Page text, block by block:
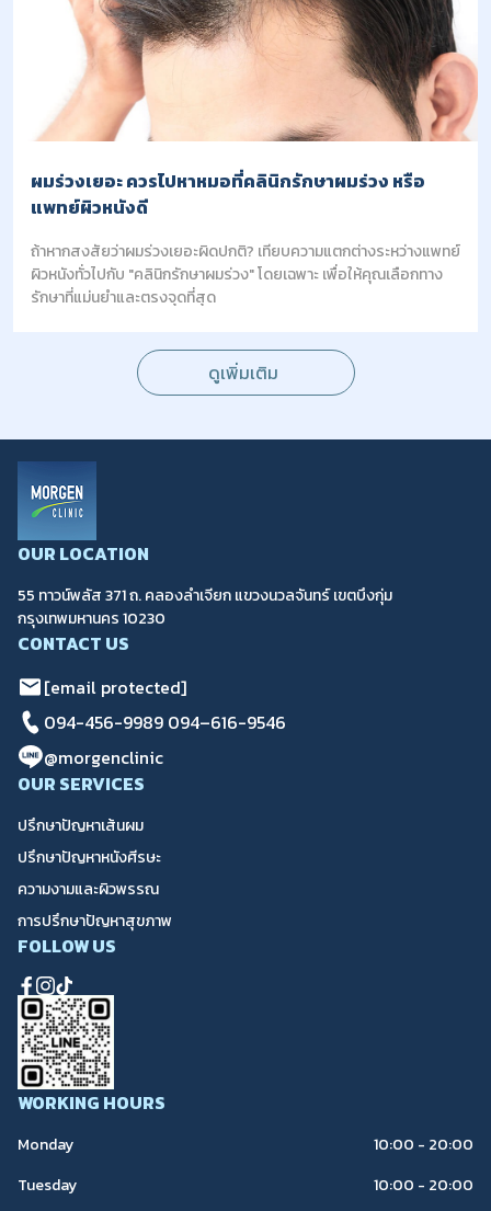
ผมร่วงเยอะ ควรไปหาหมอที่คลินิกรักษาผมร่วง หรือ
แพทย์ผิวหนังดี
ถ้าหากสงสัยว่าผมร่วงเยอะผิดปกติ? เทียบความแตกต่างระหว่างแพทย์
ผิวหนังทั่วไปกับ "คลินิกรักษาผมร่วง" โดยเฉพาะ เพื่อให้คุณเลือกทาง
รักษาที่แม่นยำและตรงจุดที่สุด
ดูเพิ่มเติม
OUR LOCATION
55 ทาวน์พลัส 371 ถ. คลองลำเจียก แขวงนวลจันทร์ เขตบึงกุ่ม
กรุงเทพมหานคร 10230
CONTACT US
[email protected]
094-456-9989 094–616-9546
@morgenclinic
OUR SERVICES
ปรึกษาปัญหาเส้นผม
ปรึกษาปัญหาหนังศีรษะ
ความงามและผิวพรรณ
การปรึกษาปัญหาสุขภาพ
FOLLOW US
WORKING HOURS
Monday
10:00 - 20:00
Tuesday
10:00 - 20:00